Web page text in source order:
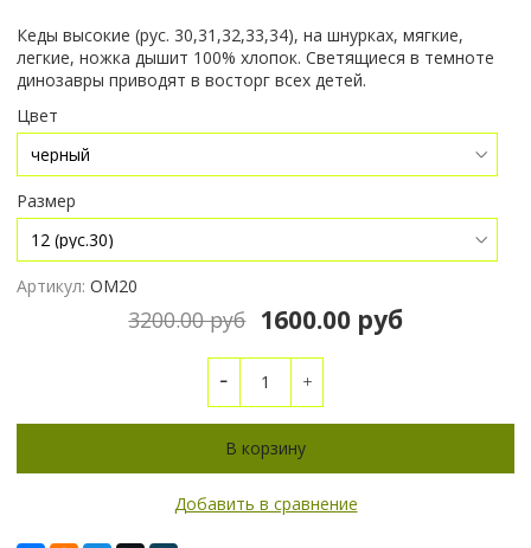
Кеды высокие (рус. 30,31,32,33,34), на шнурках, мягкие,
легкие, ножка дышит 100% хлопок. Светящиеся в темноте
динозавры приводят в восторг всех детей.
Цвет
Размер
Артикул: ОМ20
3200.00 руб 1600.00 руб
В корзину
Добавить в сравнение